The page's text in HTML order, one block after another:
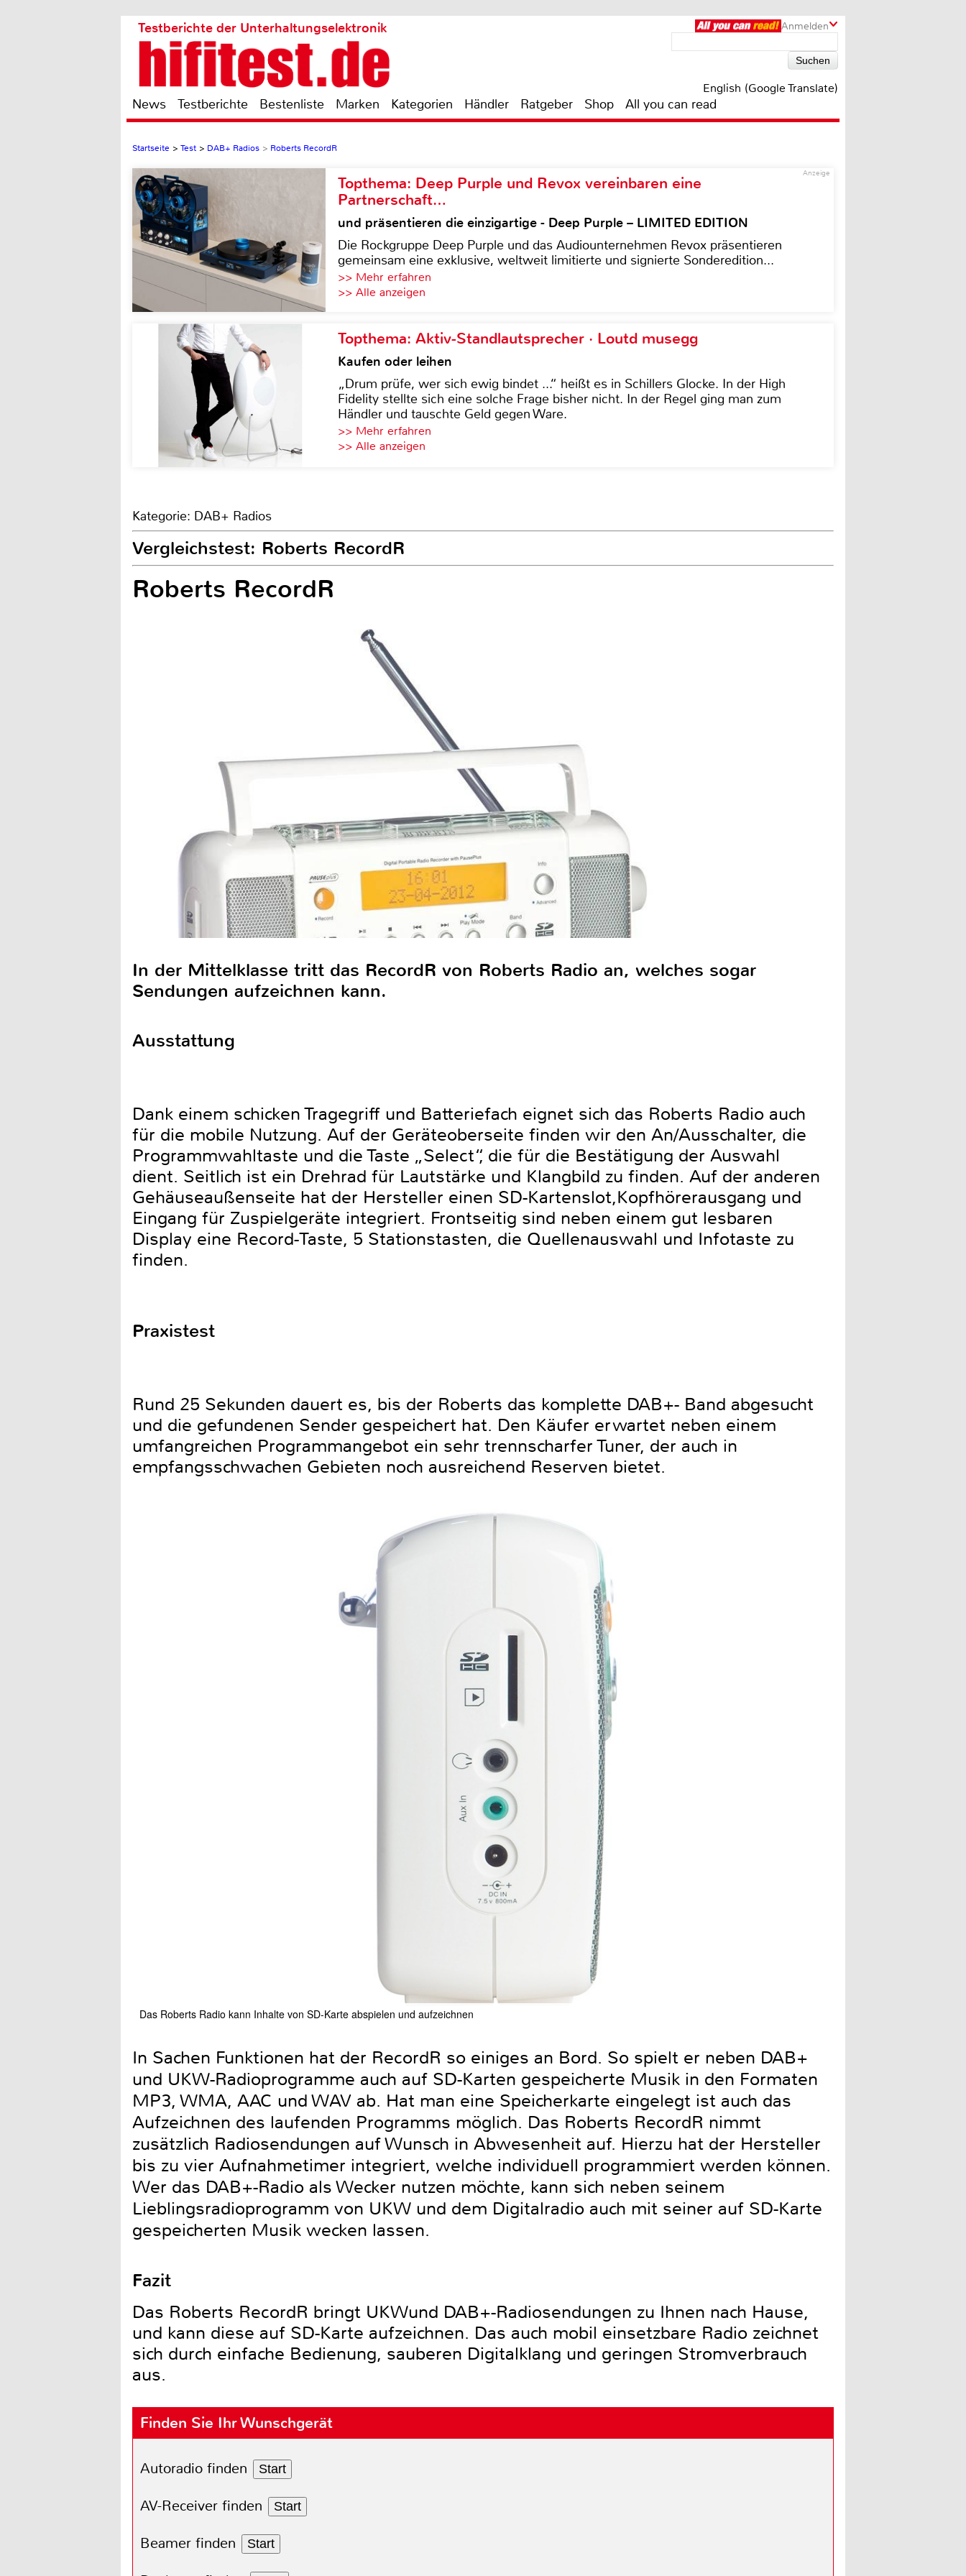
Anmelden
Testberichte der Unterhaltungselektronik
English (Google Translate)
News Testberichte Bestenliste Marken Kategorien Händler Ratgeber Shop All you can read
Startseite > Test > DAB+ Radios > Roberts RecordR
Anzeige
Topthema: Deep Purple und Revox vereinbaren eine
Partnerschaft…
und präsentieren die einzigartige - Deep Purple – LIMITED EDITION
Die Rockgruppe Deep Purple und das Audiounternehmen Revox präsentieren
gemeinsam eine exklusive, weltweit limitierte und signierte Sonderedition...
>> Mehr erfahren
>> Alle anzeigen
Topthema: Aktiv-Standlautsprecher · Loutd musegg
Kaufen oder leihen
„Drum prüfe, wer sich ewig bindet ...“ heißt es in Schillers Glocke. In der High
Fidelity stellte sich eine solche Frage bisher nicht. In der Regel ging man zum
Händler und tauschte Geld gegen Ware.
>> Mehr erfahren
>> Alle anzeigen
Kategorie: DAB+ Radios
Vergleichstest: Roberts RecordR
Roberts RecordR
In der Mittelklasse tritt das RecordR von Roberts Radio an, welches sogar
Sendungen aufzeichnen kann.
Ausstattung
Dank einem schicken Tragegriff und Batteriefach eignet sich das Roberts Radio auch
für die mobile Nutzung. Auf der Geräteoberseite finden wir den An/Ausschalter, die
Programmwahltaste und die Taste „Select“, die für die Bestätigung der Auswahl
dient. Seitlich ist ein Drehrad für Lautstärke und Klangbild zu finden. Auf der anderen
Gehäuseaußenseite hat der Hersteller einen SD-Kartenslot,Kopfhörerausgang und
Eingang für Zuspielgeräte integriert. Frontseitig sind neben einem gut lesbaren
Display eine Record-Taste, 5 Stationstasten, die Quellenauswahl und Infotaste zu
finden.
Praxistest
Rund 25 Sekunden dauert es, bis der Roberts das komplette DAB+- Band abgesucht
und die gefundenen Sender gespeichert hat. Den Käufer erwartet neben einem
umfangreichen Programmangebot ein sehr trennscharfer Tuner, der auch in
empfangsschwachen Gebieten noch ausreichend Reserven bietet.
Das Roberts Radio kann Inhalte von SD-Karte abspielen und aufzeichnen
In Sachen Funktionen hat der RecordR so einiges an Bord. So spielt er neben DAB+
und UKW-Radioprogramme auch auf SD-Karten gespeicherte Musik in den Formaten
MP3, WMA, AAC und WAV ab. Hat man eine Speicherkarte eingelegt ist auch das
Aufzeichnen des laufenden Programms möglich. Das Roberts RecordR nimmt
zusätzlich Radiosendungen auf Wunsch in Abwesenheit auf. Hierzu hat der Hersteller
bis zu vier Aufnahmetimer integriert, welche individuell programmiert werden können.
Wer das DAB+-Radio als Wecker nutzen möchte, kann sich neben seinem
Lieblingsradioprogramm von UKW und dem Digitalradio auch mit seiner auf SD-Karte
gespeicherten Musik wecken lassen.
Fazit
Das Roberts RecordR bringt UKWund DAB+-Radiosendungen zu Ihnen nach Hause,
und kann diese auf SD-Karte aufzeichnen. Das auch mobil einsetzbare Radio zeichnet
sich durch einfache Bedienung, sauberen Digitalklang und geringen Stromverbrauch
aus.
Finden Sie Ihr Wunschgerät
Autoradio finden Start
AV-Receiver finden Start
Beamer finden Start